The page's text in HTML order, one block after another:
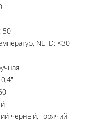
50
NETD: <30
чёрный, горячий